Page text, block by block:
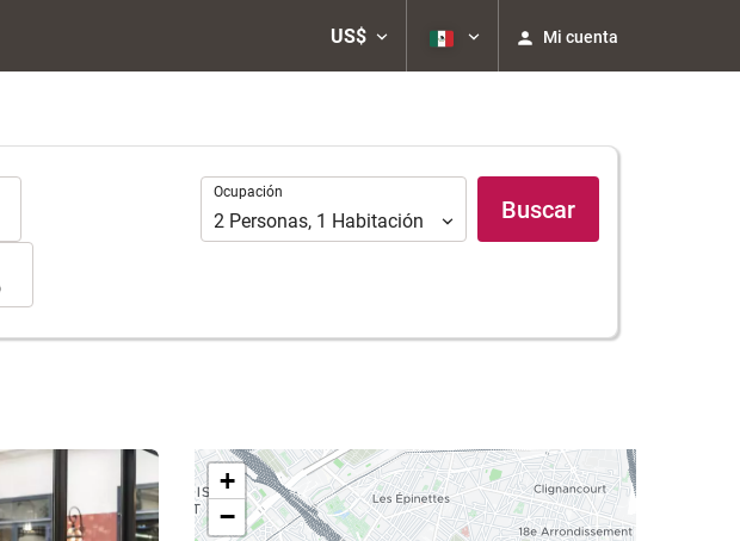
US$ Mi cuenta
Ocupación
Ocupación
2 Personas, 1 Habitación Buscar
Ver 10 fotos
+
−